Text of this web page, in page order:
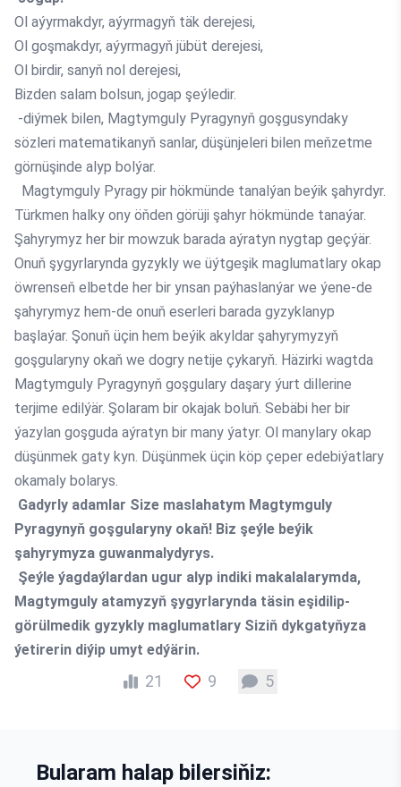
Ol aýyrmakdyr, aýyrmagyň täk derejesi,
Ol goşmakdyr, aýyrmagyň jübüt derejesi,
Ol birdir, sanyň nol derejesi,
Bizden salam bolsun, jogap şeýledir.
-diýmek bilen, Magtymguly Pyragynyň goşgusyndaky
sözleri matematikanyň sanlar, düşünjeleri bilen meňzetme
görnüşinde alyp bolýar.
Magtymguly Pyragy pir hökmünde tanalýan beýik şahyrdyr.
Türkmen halky ony öňden görüji şahyr hökmünde tanaýar.
Şahyrymyz her bir mowzuk barada aýratyn nygtap geçýär.
Onuň şygyrlarynda gyzykly we üýtgeşik maglumatlary okap
öwrenseň elbetde her bir ynsan paýhaslanýar we ýene-de
şahyrymyz hem-de onuň eserleri barada gyzyklanyp
başlaýar. Şonuň üçin hem beýik akyldar şahyrymyzyň
goşgularyny okaň we dogry netije çykaryň. Häzirki wagtda
Magtymguly Pyragynyň goşgulary daşary ýurt dillerine
terjime edilýär. Şolaram bir okajak boluň. Sebäbi her bir
ýazylan goşguda aýratyn bir many ýatyr. Ol manylary okap
düşünmek gaty kyn. Düşünmek üçin köp çeper edebiýatlary
okamaly bolarys.
Gadyrly adamlar Size maslahatym Magtymguly
Pyragynyň goşgularyny okaň! Biz şeýle beýik
şahyrymyza guwanmalydyrys.
Şeýle ýagdaýlardan ugur alyp indiki makalalarymda,
Magtymguly atamyzyň şygyrlarynda täsin eşidilip-
görülmedik gyzykly maglumatlary Siziň dykgatyňyza
ýetirerin diýip umyt edýärin.
21 9 5
Bularam halap bilersiňiz: